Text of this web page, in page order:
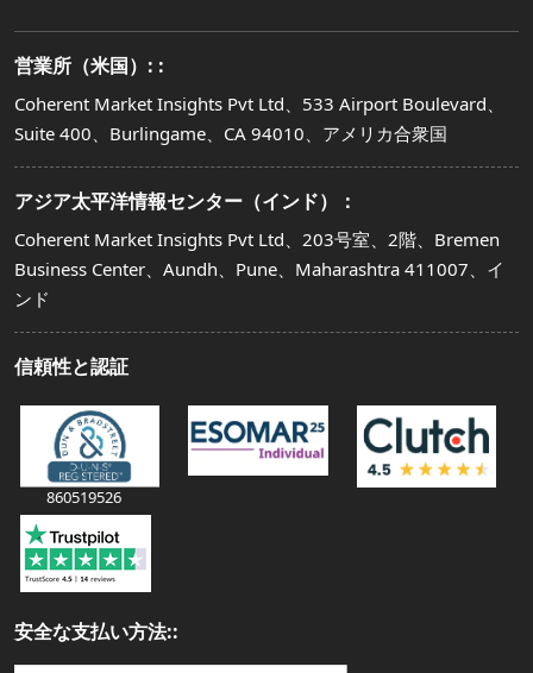
営業所（米国）: :
Coherent Market Insights Pvt Ltd、533 Airport Boulevard、
Suite 400、Burlingame、CA 94010、アメリカ合衆国
アジア太平洋情報センター（インド）：
Coherent Market Insights Pvt Ltd、203号室、2階、Bremen
Business Center、Aundh、Pune、Maharashtra 411007、イ
ンド
信頼性と認証
860519526
安全な支払い方法::